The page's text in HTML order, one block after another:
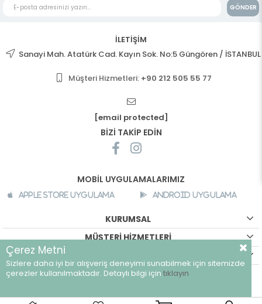
GÖNDER
İLETİŞİM
Sanayi Mah. Atatürk Cad. Kayın Sok. No:5 Güngören / İSTANBUL
Müşteri Hizmetleri: +90 212 505 55 77
[email protected]
BİZİ TAKİP EDİN
MOBİL UYGULAMALARIMIZ
Apple Store Uygulama Android Uygulama
KURUMSAL
MÜŞTERİ HİZMETLERİ
©breeze.com.tr - Tüm hakları saklıdır.
Çerez Metni
Sizlere daha iyi bir alışveriş deneyimi sunabilmek için sitemizde
çerezler kullanılmaktadır. Detaylı bilgi için tıklayın